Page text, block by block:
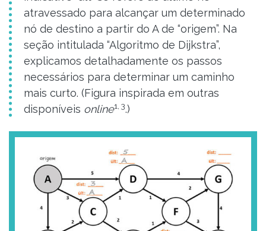
atravessado para alcançar um determinado
nó de destino a partir do A de “origem”. Na
seção intitulada “Algoritmo de Dijkstra”,
explicamos detalhadamente os passos
necessários para determinar um caminho
mais curto. (Figura inspirada em outras
disponíveis online1, 3.)